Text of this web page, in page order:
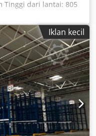
Tinggi dari lantai: 805
roda – maks.: 600
kendali: 80 V Kendali
Berat: 3,25 ton
Jenis baterai: Asam
berat untuk rel *
Iklan kecil